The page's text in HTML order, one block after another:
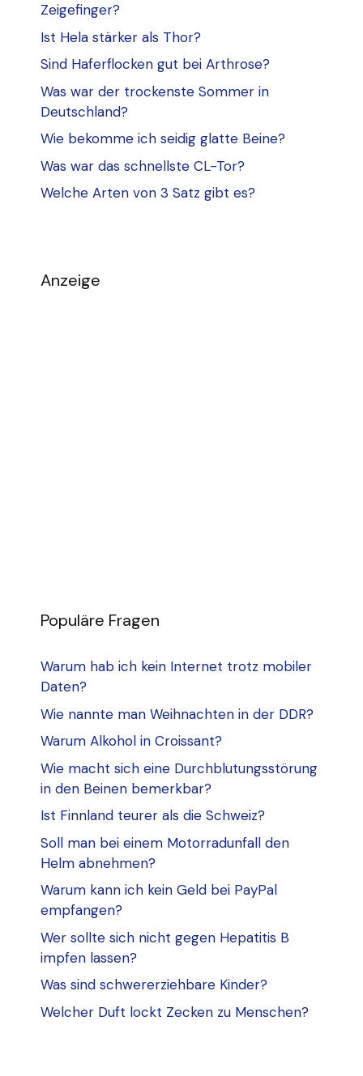
Zeigefinger?
Ist Hela stärker als Thor?
Sind Haferflocken gut bei Arthrose?
Was war der trockenste Sommer in
Deutschland?
Wie bekomme ich seidig glatte Beine?
Was war das schnellste CL-Tor?
Welche Arten von 3 Satz gibt es?
Anzeige
Populäre Fragen
Warum hab ich kein Internet trotz mobiler
Daten?
Wie nannte man Weihnachten in der DDR?
Warum Alkohol in Croissant?
Wie macht sich eine Durchblutungsstörung
in den Beinen bemerkbar?
Ist Finnland teurer als die Schweiz?
Soll man bei einem Motorradunfall den
Helm abnehmen?
Warum kann ich kein Geld bei PayPal
empfangen?
Wer sollte sich nicht gegen Hepatitis B
impfen lassen?
Was sind schwererziehbare Kinder?
Welcher Duft lockt Zecken zu Menschen?